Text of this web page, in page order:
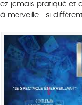
jamais pratiqué
à merveille… si